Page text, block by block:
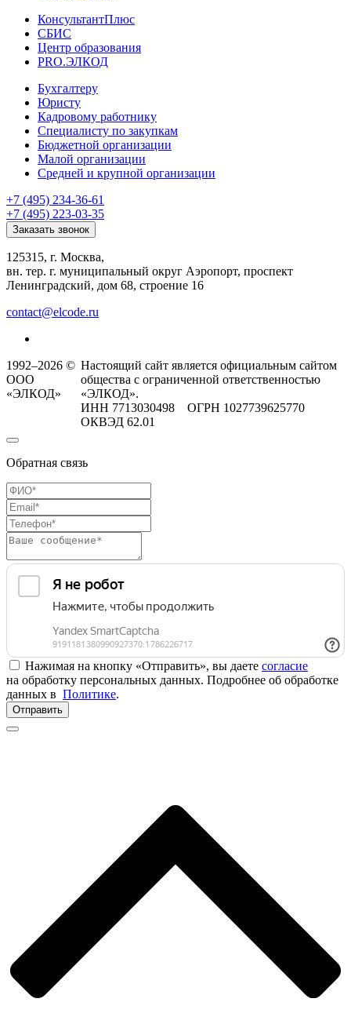
КонсультантПлюс
СБИС
Центр образования
PRO.ЭЛКОД
Бухгалтеру
Юристу
Кадровому работнику
Специалисту по закупкам
Бюджетной организации
Малой организации
Средней и крупной организации
+7 (495) 234-36-61
+7 (495) 223-03-35
Заказать звонок
125315, г. Москва,
вн. тер. г. муниципальный округ Аэропорт, проспект
Ленинградский, дом 68, строение 16
contact@elcode.ru
1992–2026 ©
ООО
«ЭЛКОД»
Настоящий сайт является официальным сайтом
общества с ограниченной ответственностью
«ЭЛКОД».
ИНН 7713030498 ОГРН 1027739625770
ОКВЭД 62.01
Обратная связь
Нажимая на кнопку «Отправить», вы даете согласие
на обработку персональных данных. Подробнее об обработке
данных в Политике.
Отправить